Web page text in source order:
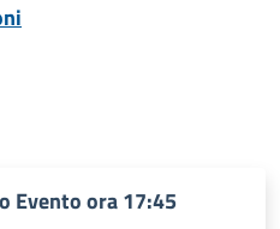
Evento ora 17:45